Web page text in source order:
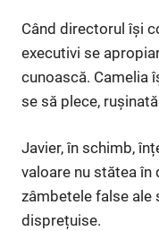
Când directorul își
executivi se
cunoască. Camelia
se să plece,
Javier, în schimb,
valoare nu stătea în
zâmbetele false ale
disprețuise.